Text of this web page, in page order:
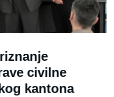
civilne
kantona